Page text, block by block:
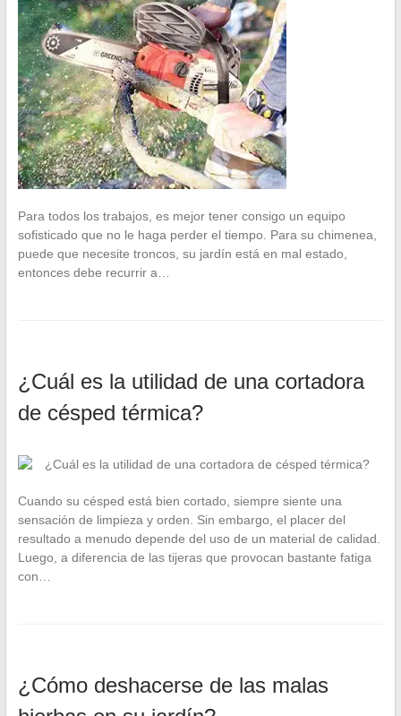
Para todos los trabajos, es mejor tener consigo un equipo
sofisticado que no le haga perder el tiempo. Para su chimenea,
puede que necesite troncos, su jardín está en mal estado,
entonces debe recurrir a…
¿Cuál es la utilidad de una cortadora
de césped térmica?
Cuando su césped está bien cortado, siempre siente una
sensación de limpieza y orden. Sin embargo, el placer del
resultado a menudo depende del uso de un material de calidad.
Luego, a diferencia de las tijeras que provocan bastante fatiga
con…
¿Cómo deshacerse de las malas